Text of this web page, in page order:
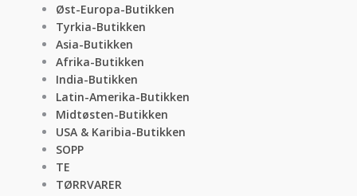
Øst-Europa-Butikken
Tyrkia-Butikken
Asia-Butikken
Afrika-Butikken
India-Butikken
Latin-Amerika-Butikken
Midtøsten-Butikken
USA & Karibia-Butikken
SOPP
TE
TØRRVARER